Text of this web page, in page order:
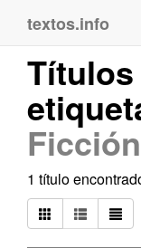
textos.info
1 título